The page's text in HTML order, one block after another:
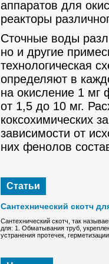
аппаратов для
реакторы
Сточные воды
но и другие
технологическая
определяют в
на окисление 1 мг
от 1,5 до 10 мг.
коксохимических
зависимости от
них фенолов
Статьи
Сантехнический скотч
Сантехнический скотч, так
для: 1. Обматывания труб,
устранения протечек,